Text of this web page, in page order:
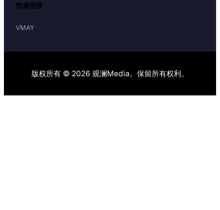
快速链接
VMAY
版权所有 © 2026 观澜Media。保留所有权利。